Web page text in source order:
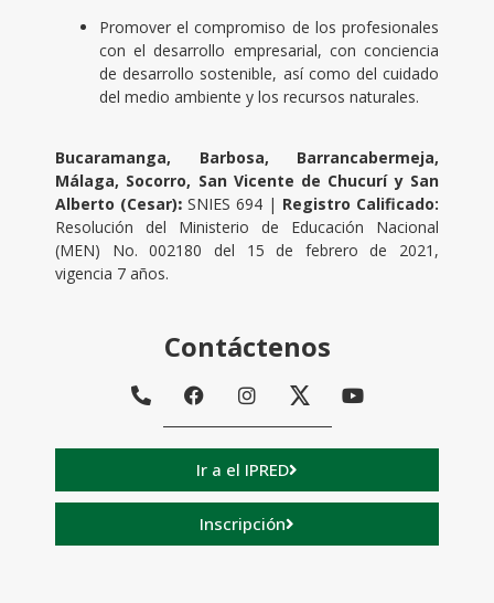
Promover el compromiso de los profesionales
con el desarrollo empresarial, con conciencia
de desarrollo sostenible, así como del cuidado
del medio ambiente y los recursos naturales.
Bucaramanga, Barbosa, Barrancabermeja,
Málaga, Socorro, San Vicente de Chucurí y San
Alberto (Cesar): SNIES 694 | Registro Calificado:
Resolución del Ministerio de Educación Nacional
(MEN) No. 002180 del 15 de febrero de 2021,
vigencia 7 años.
Contáctenos
Ir a el IPRED
Inscripción